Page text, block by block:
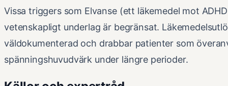
Vissa triggers som Elvanse (ett läkemedel mot
vetenskapligt underlag är begränsat.
väldokumenterad och drabbar patienter som
spänningshuvudvärk under längre perioder.